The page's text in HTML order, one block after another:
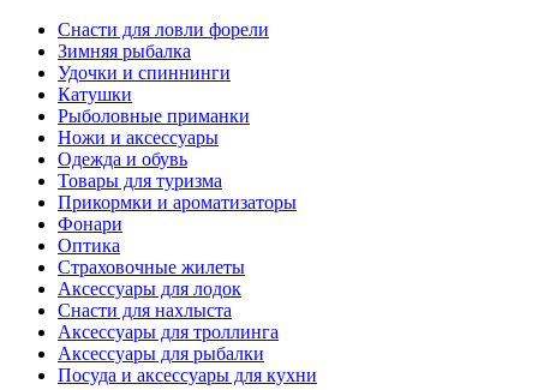
Снасти для ловли форели
Зимняя рыбалка
Удочки и спиннинги
Катушки
Рыболовные приманки
Ножи и аксессуары
Одежда и обувь
Товары для туризма
Прикормки и ароматизаторы
Фонари
Оптика
Страховочные жилеты
Аксессуары для лодок
Снасти для нахлыста
Аксессуары для троллинга
Аксессуары для рыбалки
Посуда и аксессуары для кухни